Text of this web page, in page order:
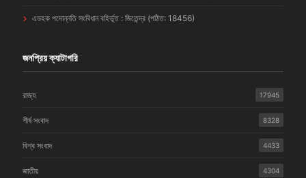
এডহক পদোন্নতি সংবিধান বহির্ভূত : জিতেন্দ্র (পঠিত: 18456)
জনপ্রিয় ক্যাটাগরি
রাজ্য 17945
শীর্ষ সংবাদ 8328
বিশ্ব সংবাদ 4433
জাতীয় 4304